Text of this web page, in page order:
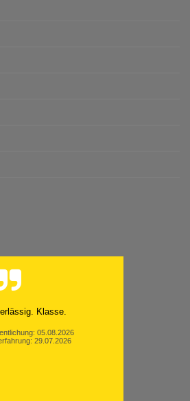
geklappt. Danke ans
05.08.2026